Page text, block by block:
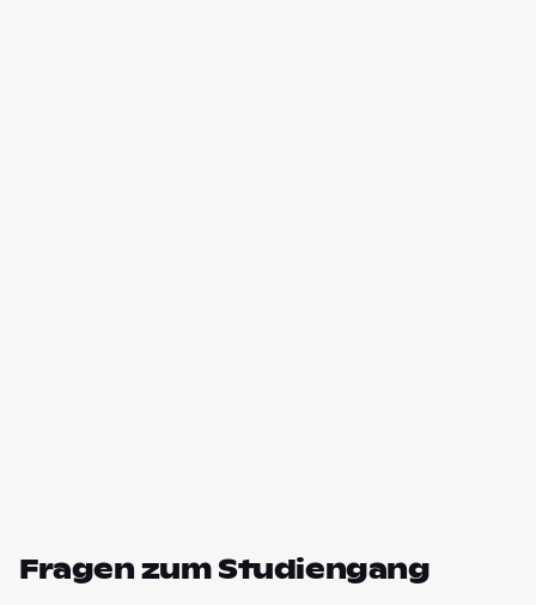
Fragen zum Studiengang